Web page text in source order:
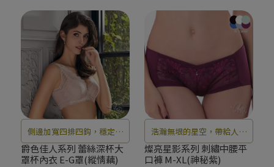
側邊加寬四排四鈎，穩定不
跑杯
爵色佳人系列 蕾絲深杯大
罩杯內衣 E-G罩(縱情藕)
浩瀚無垠的星空，帶給人巨
大的神祕感和想像力，銀河
中閃爍著無數個幸運星，猶
燦亮星影系列 刺繡中腰平
口褲 M-XL(神秘紫)